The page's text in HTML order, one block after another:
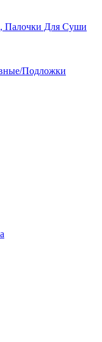
Палочки Для Суши
Подложки